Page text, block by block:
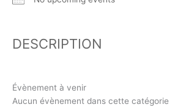
DESCRIPTION
Évènement à venir
Aucun évènement dans cette catégorie